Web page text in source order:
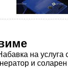
на услуга
и